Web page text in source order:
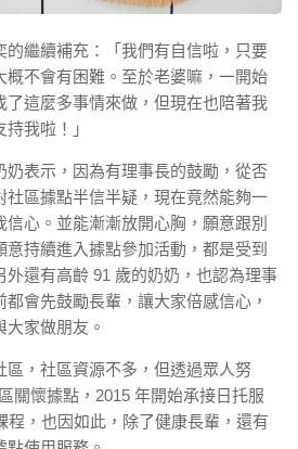
的繼續補充：「我們有自信啦，只要
概不會有困難。至於老婆嘛，一開始
了這麼多事情來做，但現在也陪著我
我啦！」
奶表示，因為有理事長的鼓勵，從否
社區據點半信半疑，現在竟然能夠一
心。並能漸漸放開心胸，願意跟別
意持續進入據點參加活動，都是受到
外還有高齡 91 歲的奶奶，也認為理事
會先鼓勵長輩，讓大家倍感信心，
家做朋友。
區，社區資源不多，但透過眾人努
關懷據點，2015 年開始承接日托服
程，也因如此，除了健康長輩，還有